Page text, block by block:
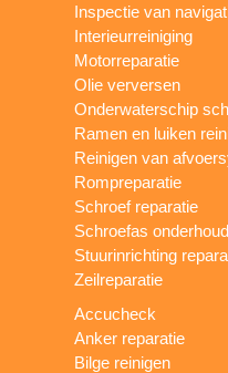
Inspectie van
Interieurreiniging
Motorreparatie
Olie verversen
Onderwaterschip
Ramen en luiken
Reinigen van
Rompreparatie
Schroef reparatie
Schroefas onderhoud
Stuurinrichting
Zeilreparatie
Accucheck
Anker reparatie
Bilge reinigen